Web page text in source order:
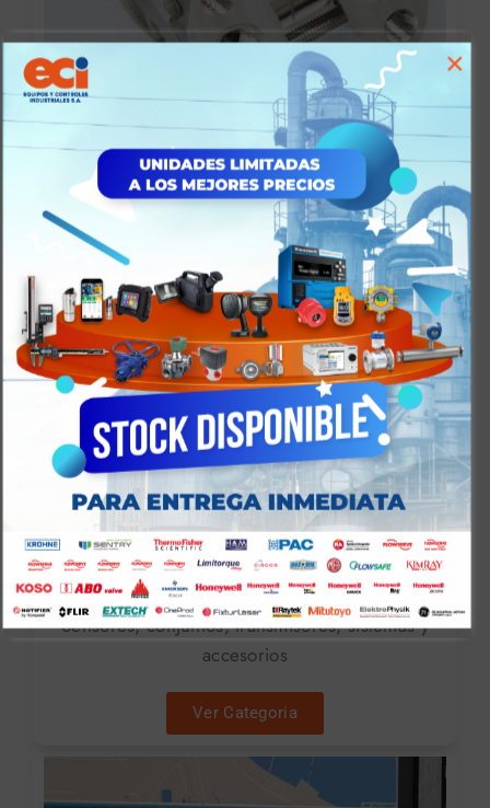
Medida de Presión
Instrumentos de proceso para aplicaciones de
presión y presión diferencial
Ver Categoria
Análisis de Procesos
Sensores, conjuntos, transmisores, sistemas y
accesorios
Ver Categoria
×